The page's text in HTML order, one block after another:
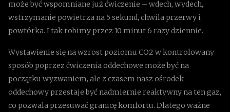
może być wspomniane już ćwiczenie – wdech, wydech,
wstrzymanie powietrza na 5 sekund, chwila przerwy i
powtórka. I tak robimy przez 10 minut 6 razy dziennie.
Wystawienie się na wzrost poziomu CO2 w kontrolowany
sposób poprzez ćwiczenia oddechowe może być na
początku wyzwaniem, ale z czasem nasz ośrodek
oddechowy przestaje być nadmiernie reaktywny na ten gaz,
co pozwala przesuwać granicę komfortu. Dlatego ważne